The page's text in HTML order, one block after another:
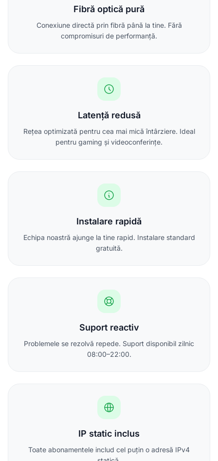
Fibră optică pură
Conexiune directă prin fibră până la tine. Fără
compromisuri de performanță.
Latență redusă
Rețea optimizată pentru cea mai mică întârziere. Ideal
pentru gaming și videoconferințe.
Instalare rapidă
Echipa noastră ajunge la tine rapid. Instalare standard
gratuită.
Suport reactiv
Problemele se rezolvă repede. Suport disponibil zilnic
08:00–22:00.
IP static inclus
Toate abonamentele includ cel puțin o adresă IPv4